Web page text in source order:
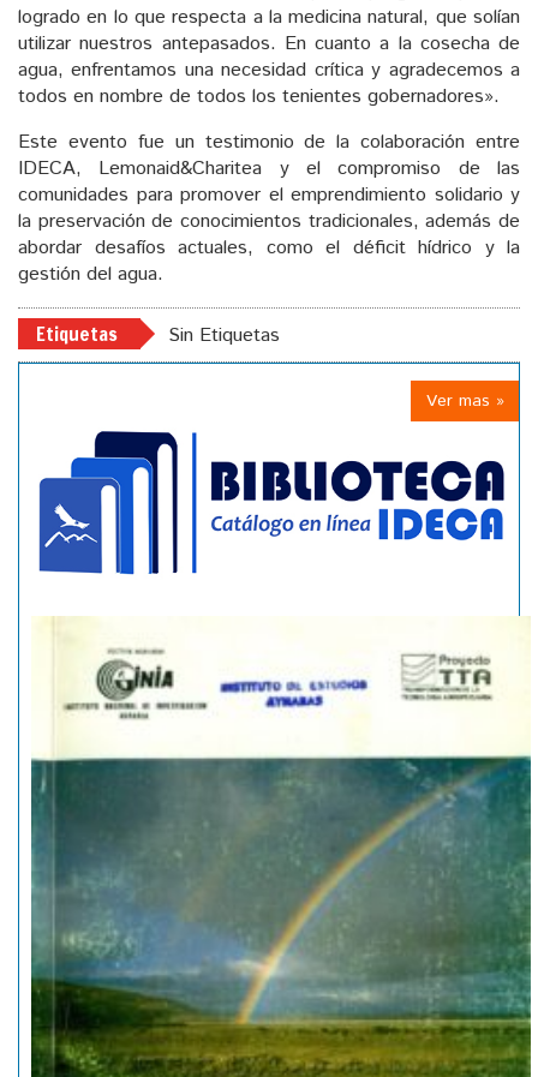
logrado en lo que respecta a la medicina natural, que solían
utilizar nuestros antepasados. En cuanto a la cosecha de
agua, enfrentamos una necesidad crítica y agradecemos a
todos en nombre de todos los tenientes gobernadores».
Este evento fue un testimonio de la colaboración entre
IDECA, Lemonaid&Charitea y el compromiso de las
comunidades para promover el emprendimiento solidario y
la preservación de conocimientos tradicionales, además de
abordar desafíos actuales, como el déficit hídrico y la
gestión del agua.
Etiquetas Sin Etiquetas
Ver mas »